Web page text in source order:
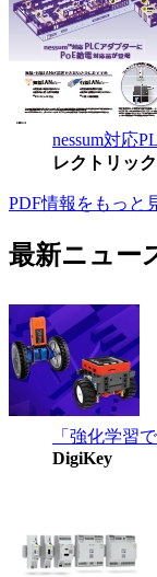
nessum対応
レクトリッ
PDF情報をもっと
最新ニュー
「強化学習
DigiKey